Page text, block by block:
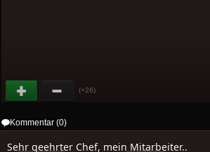
(+26)
Kommentar (0)
Sehr geehrter Chef, mein Mitarbeiter..